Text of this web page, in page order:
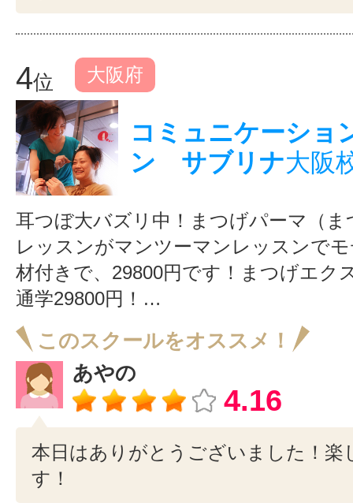
4位 大阪府
コミュニケーショ
ン サブリナ大阪
耳つぼ大バズリ中！まつげパーマ（
レッスンがマンツーマンレッスンで
材付きで、29800円です！まつげエク
通学29800円！…
このスクールをオススメ！
あやの
4.16
本日はありがとうございました！楽
す！